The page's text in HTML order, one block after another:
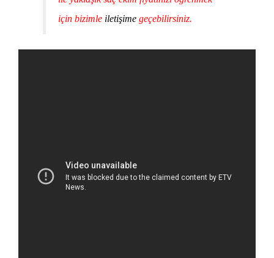
için bizimle iletişime geçebilirsiniz.